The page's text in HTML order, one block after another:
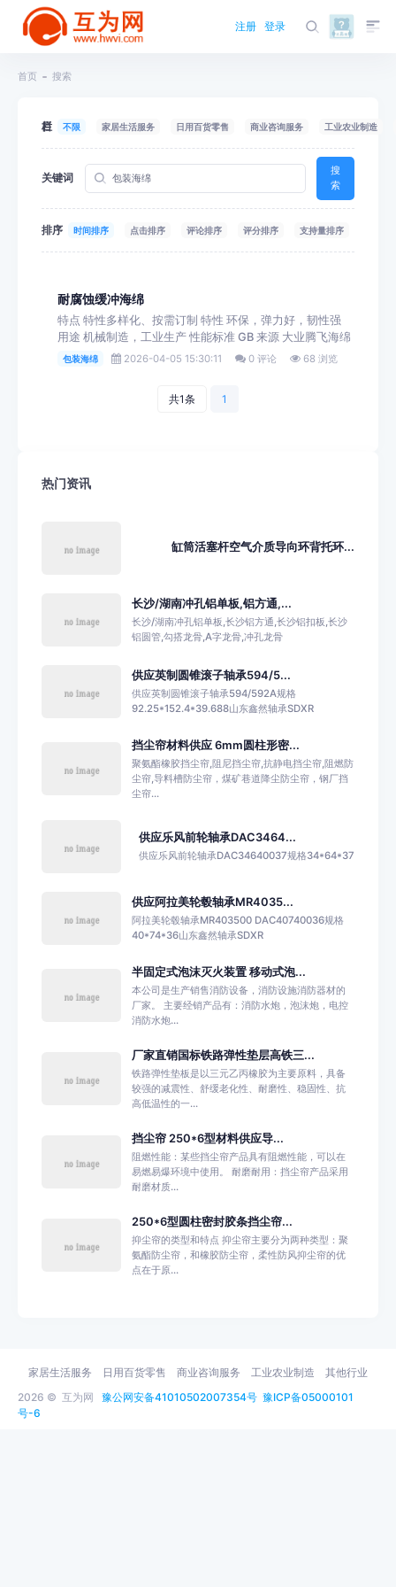
注册 登录
首页 搜索
栏目 不限 家居生活服务 日用百货零售 商业咨询服务 工业农业制造
关键词
搜
索
排序 时间排序 点击排序 评论排序 评分排序 支持量排序
耐腐蚀缓冲海绵
特点 特性多样化、按需订制 特性 环保，弹力好，韧性强
用途 机械制造，工业生产 性能标准 GB 来源 大业腾飞海绵
包装海绵 2026-04-05 15:30:11 0 评论 68 浏览
共1条 1
热门资讯
缸筒活塞杆空气介质导向环背托环...
长沙/湖南冲孔铝单板,铝方通,...
长沙/湖南冲孔铝单板,长沙铝方通,长沙铝扣板,长沙
铝圆管,勾搭龙骨,A字龙骨,冲孔龙骨
供应英制圆锥滚子轴承594/5...
供应英制圆锥滚子轴承594/592A规格
92.25*152.4*39.688山东鑫然轴承SDXR
挡尘帘材料供应 6mm圆柱形密...
聚氨酯橡胶挡尘帘,阻尼挡尘帘,抗静电挡尘帘,阻燃防
尘帘,导料槽防尘帘，煤矿巷道降尘防尘帘，钢厂挡
尘帘...
供应乐风前轮轴承DAC3464...
供应乐风前轮轴承DAC34640037规格34*64*37
供应阿拉美轮毂轴承MR4035...
阿拉美轮毂轴承MR403500 DAC40740036规格
40*74*36山东鑫然轴承SDXR
半固定式泡沫灭火装置 移动式泡...
本公司是生产销售消防设备，消防设施消防器材的
厂家。 主要经销产品有：消防水炮，泡沫炮，电控
消防水炮...
厂家直销国标铁路弹性垫层高铁三...
铁路弹性垫板是以三元乙丙橡胶为主要原料，具备
较强的减震性、舒缓老化性、耐磨性、稳固性、抗
高低温性的一...
挡尘帘 250*6型材料供应导...
阻燃性能：某些挡尘帘产品具有阻燃性能，可以在
易燃易爆环境中使用。 耐磨耐用：挡尘帘产品采用
耐磨材质...
250*6型圆柱密封胶条挡尘帘...
抑尘帘的类型和特点 抑尘帘主要分为两种类型：聚
氨酯防尘帘，和橡胶防尘帘，柔性防风抑尘帘的优
点在于原...
2026 © 互为网 豫公网安备41010502007354号 豫ICP备05000101
号-6
家居生活服务 日用百货零售 商业咨询服务 工业农业制造 其他行业